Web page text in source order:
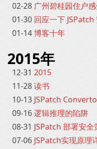
02-28 广州碧桂园住户
01-30 回应一下 JSPatch
01-14博客十年
2015年
12-31 2015
11-28读书
10-13 JSPatch
09-16逻辑推理的陷阱
08-31 JSPatch 部署安全
07-06 JSPatch实现原理